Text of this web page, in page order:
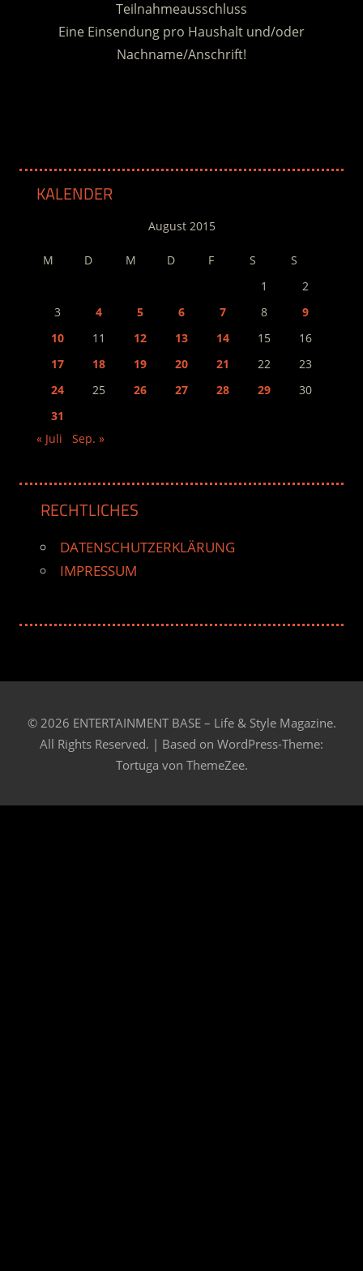
Teilnahmeausschluss
Eine Einsendung pro Haushalt und/oder
Nachname/Anschrift!
KALENDER
August 2015
M D M D F S
S
1
2
3
4 5 6 7 8
9
10
11 12 13 14 15
16
17
18 19 20 21 22
23
24
25 26 27 28 29
30
31
« Juli
Sep. »
RECHTLICHES
DATENSCHUTZERKLÄRUNG
IMPRESSUM
© 2026 ENTERTAINMENT BASE – Life & Style Magazine.
All Rights Reserved. | Based on WordPress-Theme:
Tortuga von ThemeZee.